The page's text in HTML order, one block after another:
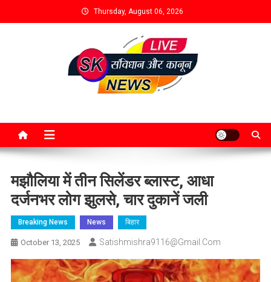
Thursday, August 06, 2026
मझौलिया में तीन सिलेंडर ब्लास्ट, आधा
दर्जनभर लोग झुलसे, चार दुकानें जली
Breaking News News बिहार
October 13, 2025 Satishmishra9116@gmail.com